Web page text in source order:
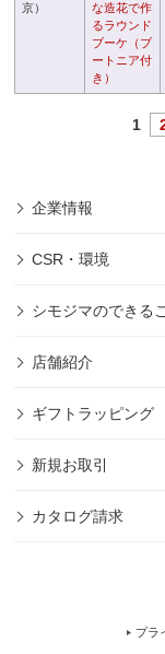
京）
な造花で作
るラウンド
ブーケ（ブ
ートニア付
き）
1
企業情報
CSR・環境
シモジマのできる
店舗紹介
ギフトラッピング
新規お取引
カタログ請求
プラ